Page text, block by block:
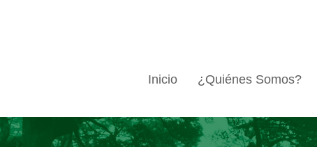
Inicio ¿Quiénes Somos?